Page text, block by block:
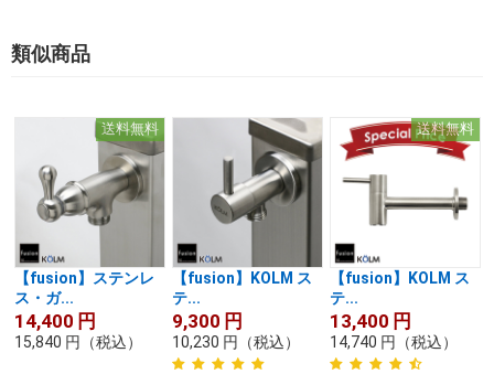
類似商品
送料無料
【fusion】ステンレ
ス・ガ...
14,400 円
15,840 円 （税込）
【fusion】KOLM ス
テ...
9,300 円
10,230 円 （税込）
送料無料
【fusion】KOLM ス
テ...
13,400 円
14,740 円 （税込）